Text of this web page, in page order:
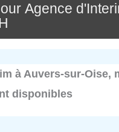
Agence
à Auvers-sur-Oise,
disponibles